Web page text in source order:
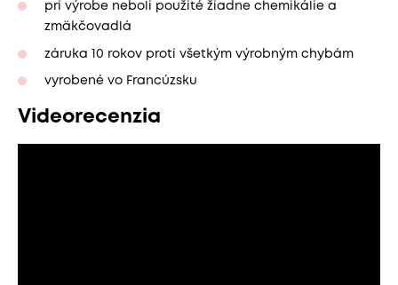
pri výrobe neboli použité žiadne chemikálie a
zmäkčovadlá
záruka 10 rokov proti všetkým výrobným chybám
vyrobené vo Francúzsku
Videorecenzia